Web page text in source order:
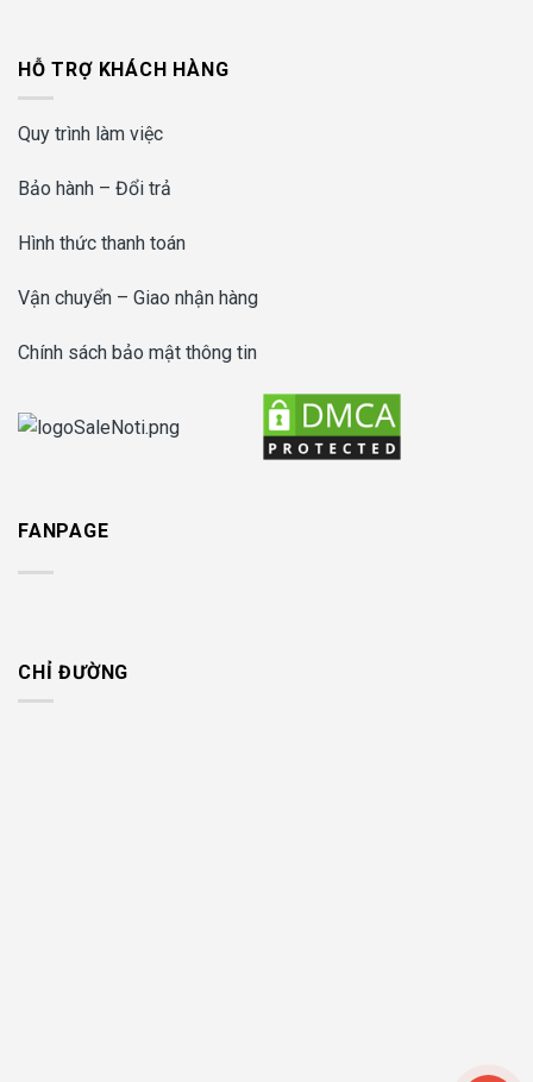
HỖ TRỢ KHÁCH HÀNG
Quy trình làm việc
Bảo hành – Đổi trả
Hình thức thanh toán
Vận chuyển – Giao nhận hàng
Chính sách bảo mật thông tin
FANPAGE
CHỈ ĐƯỜNG